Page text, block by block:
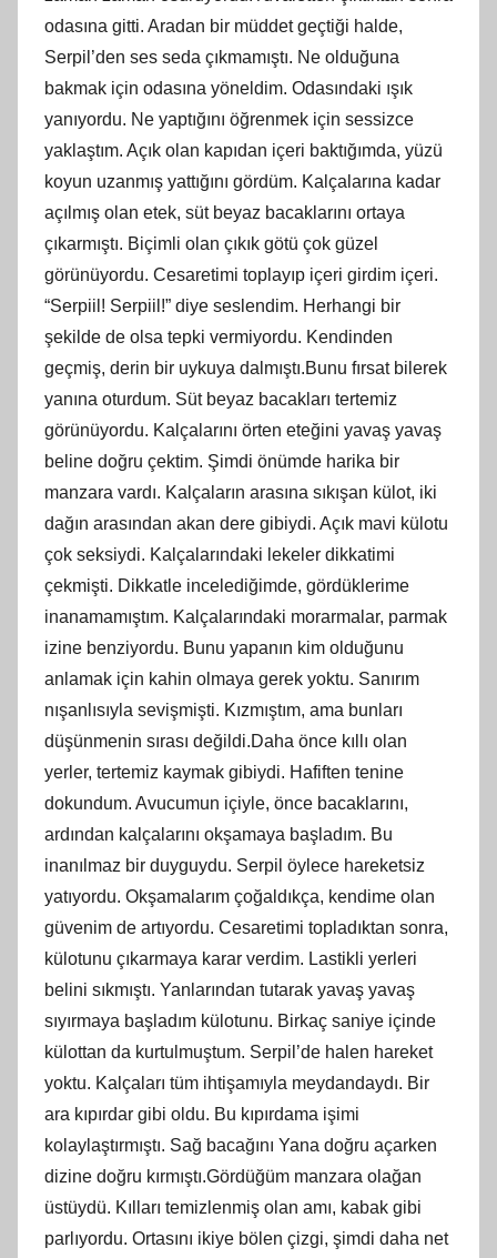
odasına gitti. Aradan bir müddet geçtiği halde,
Serpil’den ses seda çıkmamıştı. Ne olduğuna
bakmak için odasına yöneldim. Odasındaki ışık
yanıyordu. Ne yaptığını öğrenmek için sessizce
yaklaştım. Açık olan kapıdan içeri baktığımda, yüzü
koyun uzanmış yattığını gördüm. Kalçalarına kadar
açılmış olan etek, süt beyaz bacaklarını ortaya
çıkarmıştı. Biçimli olan çıkık götü çok güzel
görünüyordu. Cesaretimi toplayıp içeri girdim içeri.
“Serpiil! Serpiil!” diye seslendim. Herhangi bir
şekilde de olsa tepki vermiyordu. Kendinden
geçmiş, derin bir uykuya dalmıştı.Bunu fırsat bilerek
yanına oturdum. Süt beyaz bacakları tertemiz
görünüyordu. Kalçalarını örten eteğini yavaş yavaş
beline doğru çektim. Şimdi önümde harika bir
manzara vardı. Kalçaların arasına sıkışan külot, iki
dağın arasından akan dere gibiydi. Açık mavi külotu
çok seksiydi. Kalçalarındaki lekeler dikkatimi
çekmişti. Dikkatle incelediğimde, gördüklerime
inanamamıştım. Kalçalarındaki morarmalar, parmak
izine benziyordu. Bunu yapanın kim olduğunu
anlamak için kahin olmaya gerek yoktu. Sanırım
nışanlısıyla sevişmişti. Kızmıştım, ama bunları
düşünmenin sırası değildi.Daha önce kıllı olan
yerler, tertemiz kaymak gibiydi. Hafiften tenine
dokundum. Avucumun içiyle, önce bacaklarını,
ardından kalçalarını okşamaya başladım. Bu
inanılmaz bir duyguydu. Serpil öylece hareketsiz
yatıyordu. Okşamalarım çoğaldıkça, kendime olan
güvenim de artıyordu. Cesaretimi topladıktan sonra,
külotunu çıkarmaya karar verdim. Lastikli yerleri
belini sıkmıştı. Yanlarından tutarak yavaş yavaş
sıyırmaya başladım külotunu. Birkaç saniye içinde
külottan da kurtulmuştum. Serpil’de halen hareket
yoktu. Kalçaları tüm ihtişamıyla meydandaydı. Bir
ara kıpırdar gibi oldu. Bu kıpırdama işimi
kolaylaştırmıştı. Sağ bacağını Yana doğru açarken
dizine doğru kırmıştı.Gördüğüm manzara olağan
üstüydü. Kılları temizlenmiş olan amı, kabak gibi
parlıyordu. Ortasını ikiye bölen çizgi, şimdi daha net